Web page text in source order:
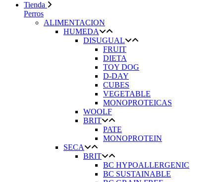
Tienda
Perros
ALIMENTACION
HUMEDA
DISUGUAL
FRUIT
DIETA
TOY DOG
D-DAY
CUBES
VEGETABLE
MONOPROTEICAS
WOOLF
BRIT
PATE
MONOPROTEIN
SECA
BRIT
BC HYPOALLERGENIC
BC SUSTAINABLE